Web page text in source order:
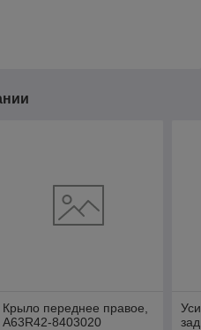
Крыло переднее правое,
А63R42-8403020